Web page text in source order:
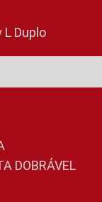
L Duplo
DOBRÁVEL